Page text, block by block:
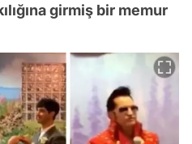
girmiş bir memur